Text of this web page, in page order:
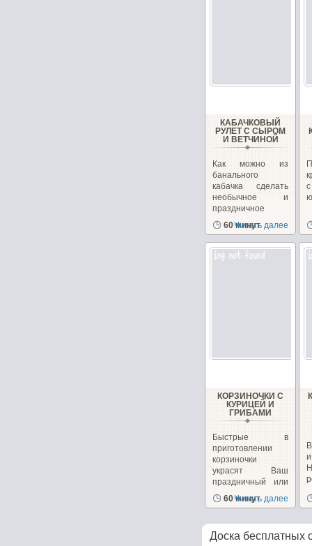
КАБАЧКОВЫЙ
РУЛЕТ С СЫРОМ
И ВЕТЧИНОЙ
Как можно из
банального
кабачка сделать
необычное и
праздничное
блюдо. Взяв...
60 минут
Читать далее
КОРЗИНОЧКИ С
КУРИЦЕЙ И
ГРИБАМИ
Быстрые в
приготовлении
корзиночки
украсят Ваш
праздничный или
повседневный...
60 минут
Читать далее
Доска бесплатных